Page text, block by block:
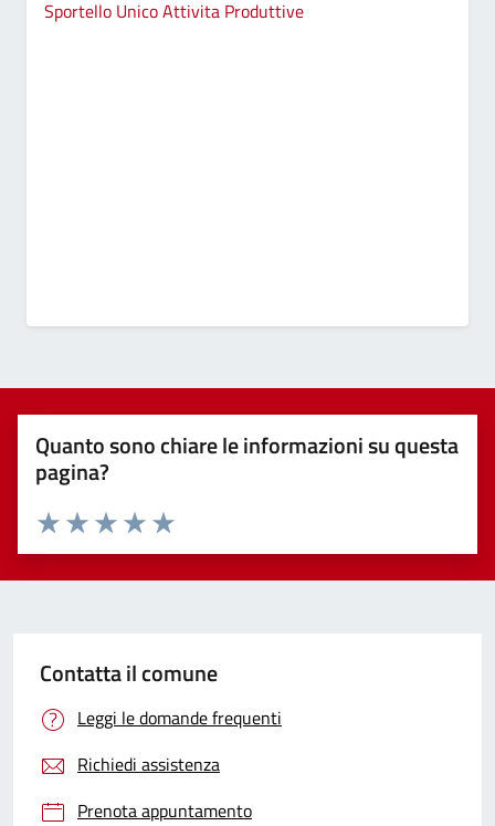
Sportello Unico Attivita Produttive
Quanto sono chiare le informazioni su questa
pagina?
Valuta 5 stelle su 5
Valuta 4 stelle su 5
Valuta 3 stelle su 5
Valuta 2 stelle su 5
Valuta 1 stelle su 5
Contatta il comune
Leggi le domande frequenti
Richiedi assistenza
Prenota appuntamento